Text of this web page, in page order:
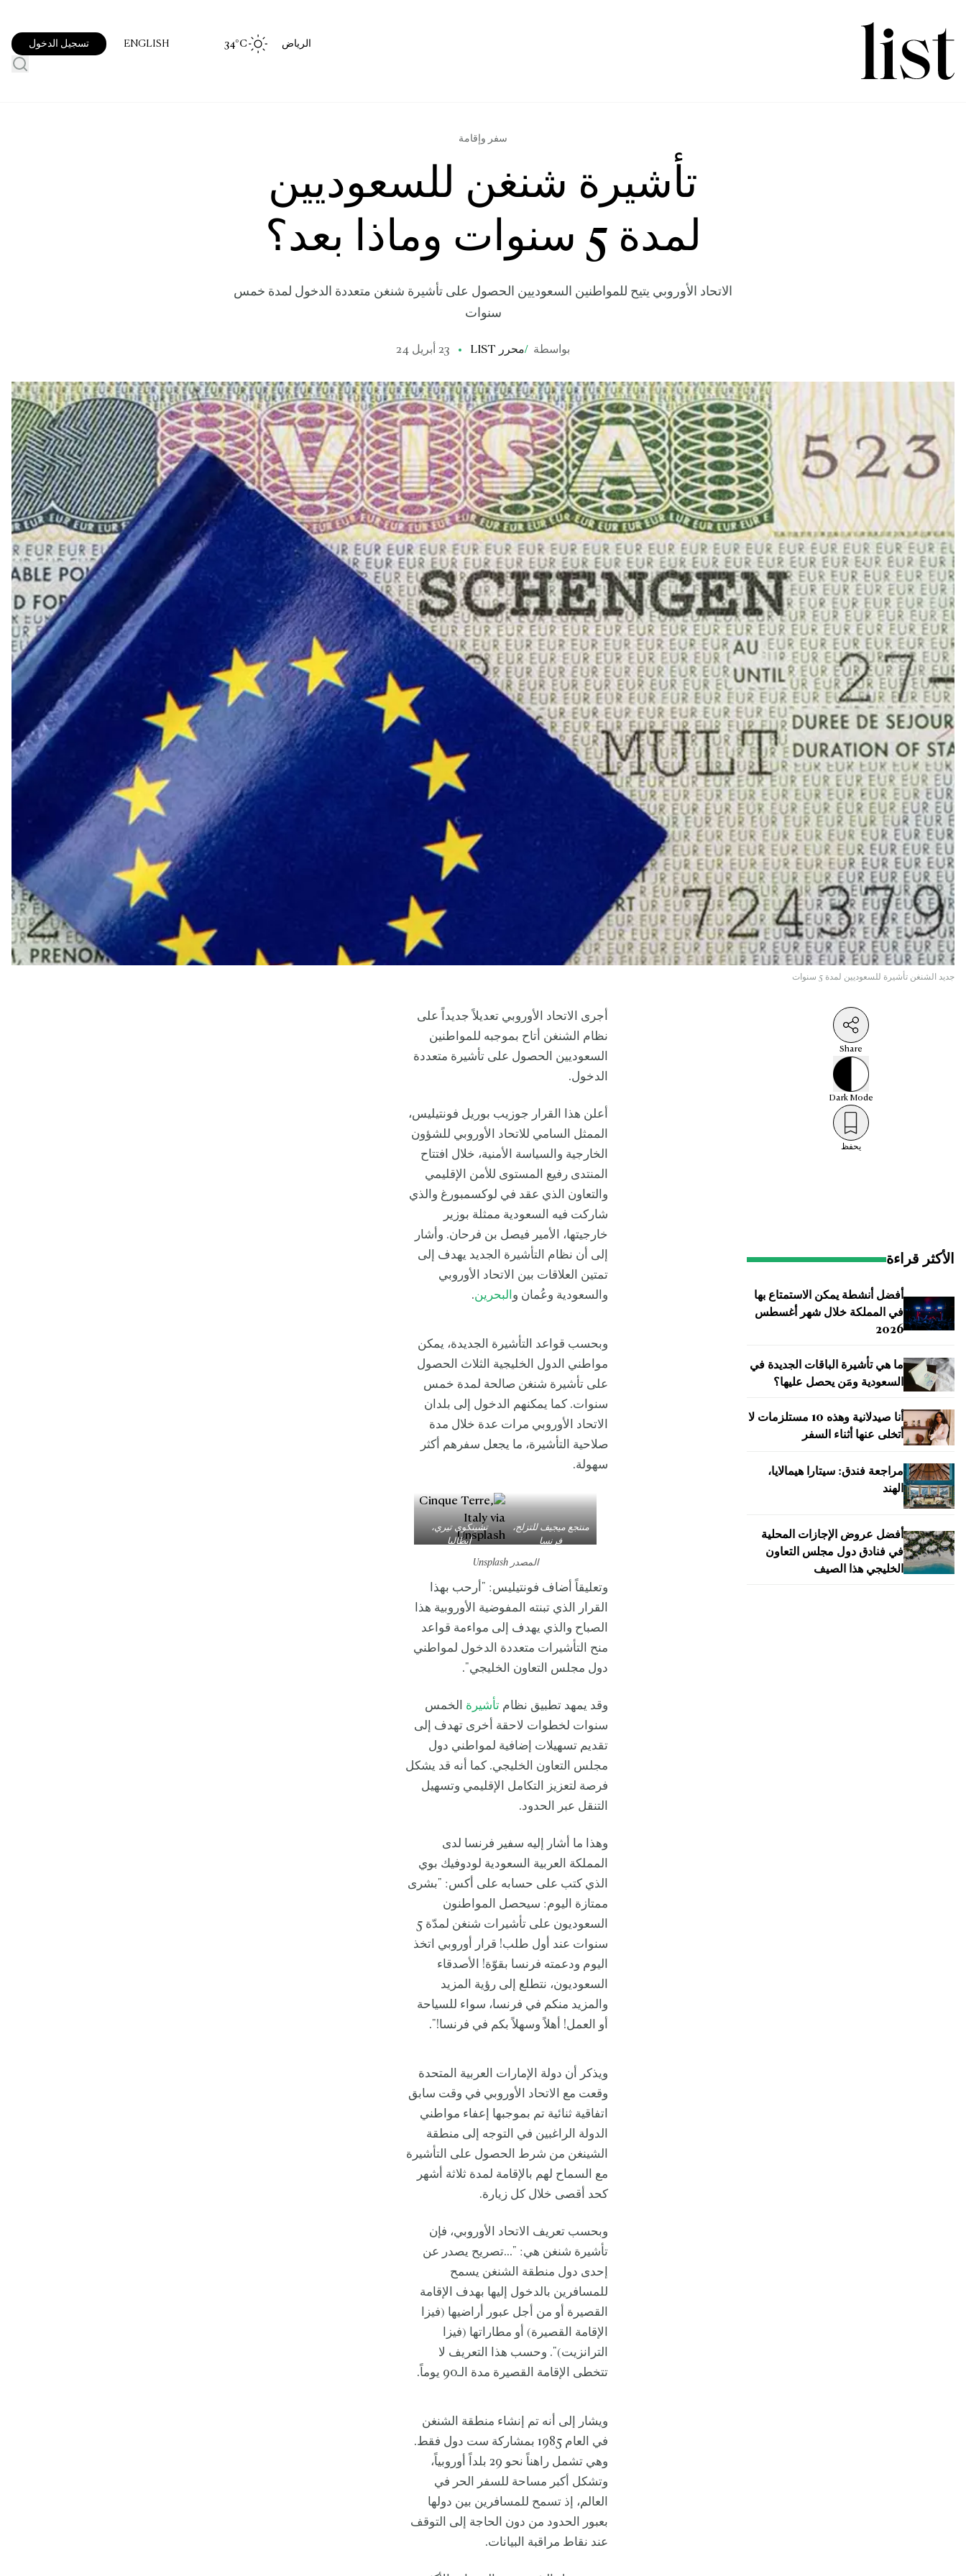
الرياض 34 °C
ENGLISH تسجيل الدخول
سفر وإقامة
تأشيرة شنغن للسعوديين
لمدة 5 سنوات وماذا بعد؟
الاتحاد الأوروبي يتيح للمواطنين السعوديين الحصول على تأشيرة شنغن متعددة الدخول لمدة خمس
سنوات
بواسطة /محرر LIST 23 أبريل 24
جديد الشنغن تأشيرة للسعوديين لمدة 5 سنوات
Share
DarkMode
يحفظ
الأكثر قراءة
أفضل أنشطة يمكن الاستمتاع بها
في المملكة خلال شهر أغسطس
2026
ما هي تأشيرة الباقات الجديدة في
السعودية ومَن يحصل عليها؟
أنا صيدلانية وهذه 10 مستلزمات لا
أتخلى عنها أثناء السفر
مراجعة فندق: سيتارا هيمالايا،
الهند
أفضل عروض الإجازات المحلية
في فنادق دول مجلس التعاون
الخليجي هذا الصيف
أجرى الاتحاد الأوروبي تعديلاً جديداً على
نظام الشنغن أتاح بموجبه للمواطنين
السعوديين الحصول على تأشيرة متعددة
الدخول.
أعلن هذا القرار جوزيب بوريل فونتيليس،
الممثل السامي للاتحاد الأوروبي للشؤون
الخارجية والسياسة الأمنية، خلال افتتاح
المنتدى رفيع المستوى للأمن الإقليمي
والتعاون الذي عقد في لوكسمبورغ والذي
شاركت فيه السعودية ممثلة بوزير
خارجيتها، الأمير فيصل بن فرحان. وأشار
إلى أن نظام التأشيرة الجديد يهدف إلى
تمتين العلاقات بين الاتحاد الأوروبي
والسعودية وعُمان و البحرين.
وبحسب قواعد التأشيرة الجديدة، يمكن
مواطني الدول الخليجية الثلاث الحصول
على تأشيرة شنغن صالحة لمدة خمس
سنوات. كما يمكنهم الدخول إلى بلدان
الاتحاد الأوروبي مرات عدة خلال مدة
صلاحية التأشيرة، ما يجعل سفرهم أكثر
سهولة.
منتجع ميجيف للتزلج،
فرنسا
تشينكوي تيري،
إيطاليا
المصدر Unsplash
وتعليقاً أضاف فونتيليس: "أرحب بهذا
القرار الذي تبنته المفوضية الأوروبية هذا
الصباح والذي يهدف إلى مواءمة قواعد
منح التأشيرات متعددة الدخول لمواطني
دول مجلس التعاون الخليجي".
وقد يمهد تطبيق نظامتأشيرة الخمس
سنوات لخطوات لاحقة أخرى تهدف إلى
تقديم تسهيلات إضافية لمواطني دول
مجلس التعاون الخليجي. كما أنه قد يشكل
فرصة لتعزيز التكامل الإقليمي وتسهيل
التنقل عبر الحدود.
وهذا ما أشار إليه سفير فرنسا لدى
المملكة العربية السعودية لودوفيك بوي
الذي كتب على حسابه على أكس: "بشرى
ممتازة اليوم: سيحصل المواطنون
السعوديون على تأشيرات شنغن لمدّة 5
سنوات عند أول طلب! قرار أوروبي اتخذ
اليوم ودعمته فرنسا بقوّة! الأصدقاء
السعوديون، نتطلع إلى رؤية المزيد
والمزيد منكم في فرنسا، سواء للسياحة
أو العمل! أهلاً وسهلاً بكم في فرنسا!".
ويذكر أن دولة الإمارات العربية المتحدة
وقعت مع الاتحاد الأوروبي في وقت سابق
اتفاقية ثنائية تم بموجبها إعفاء مواطني
الدولة الراغبين في التوجه إلى منطقة
الشينغن من شرط الحصول على التأشيرة
مع السماح لهم بالإقامة لمدة ثلاثة أشهر
كحد أقصى خلال كل زيارة.
وبحسب تعريف الاتحاد الأوروبي، فإن
تأشيرة شنغن هي: "...تصريح يصدر عن
إحدى دول منطقة الشنغن يسمح
للمسافرين بالدخول إليها بهدف الإقامة
القصيرة أو من أجل عبور أراضيها (فيزا
الإقامة القصيرة) أو مطاراتها (فيزا
الترانزيت)". وحسب هذا التعريف لا
تتخطى الإقامة القصيرة مدة الـ90 يوماً.
ويشار إلى أنه تم إنشاء منطقة الشنغن
في العام 1985 بمشاركة ست دول فقط.
وهي تشمل راهناً نحو 29 بلداً أوروبياً،
وتشكل أكبر مساحة للسفر الحر في
العالم، إذ تسمح للمسافرين بين دولها
بعبور الحدود من دون الحاجة إلى التوقف
عند نقاط مراقبة البيانات.